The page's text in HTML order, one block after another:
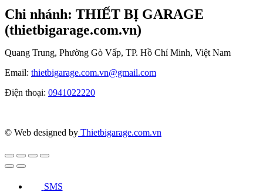
Chi nhánh: THIẾT BỊ GARAGE
(thietbigarage.com.vn)
Quang Trung, Phường Gò Vấp, TP. Hồ Chí Minh, Việt Nam
Email: thietbigarage.com.vn@gmail.com
Điện thoại: 0941022220
© Web designed by Thietbigarage.com.vn
SMS